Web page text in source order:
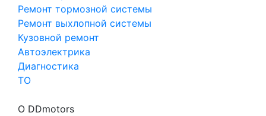
Ремонт тормозной системы
Ремонт выхлопной системы
Кузовной ремонт
Автоэлектрика
Диагностика
ТО
О DDmotors